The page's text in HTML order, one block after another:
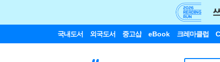
국내도서 외국도서 중고샵 eBook 크레마클럽